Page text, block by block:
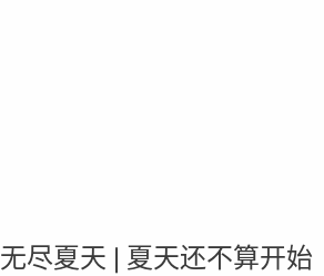
无尽夏天 | 夏天还不算开始